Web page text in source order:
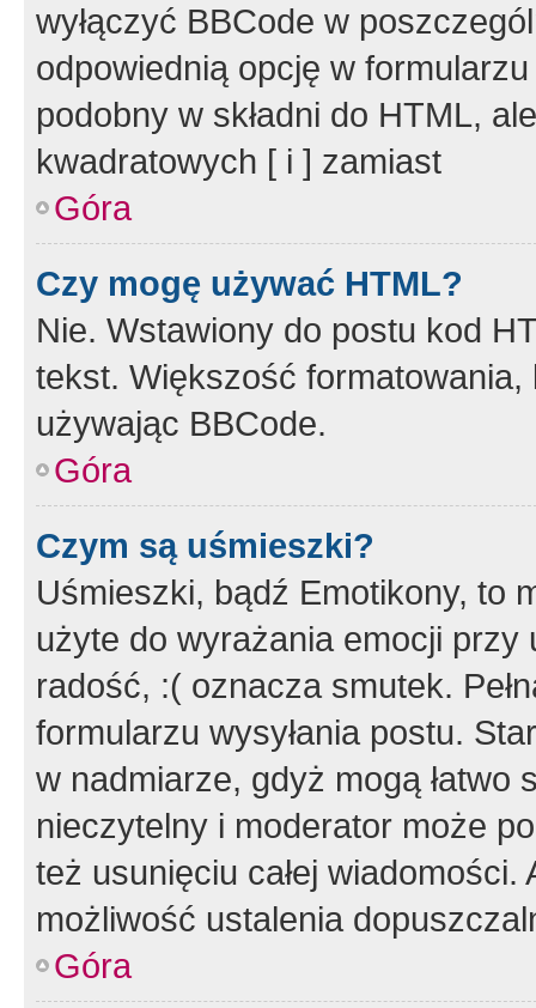
wyłączyć BBCode w
odpowiednią opcję w
podobny w składni do HTML,
kwadratowych [ i ] zamiast
Góra
Czy mogę używać HTML?
Nie. Wstawiony do postu kod
tekst. Większość
używając BBCode.
Góra
Czym są uśmieszki?
Uśmieszki, bądź Emotikony, to
użyte do wyrażania emocji
radość, :( oznacza smutek.
formularzu wysyłania postu.
w nadmiarze, gdyż mogą
nieczytelny i moderator może
też usunięciu całej
możliwość ustalenia
Góra